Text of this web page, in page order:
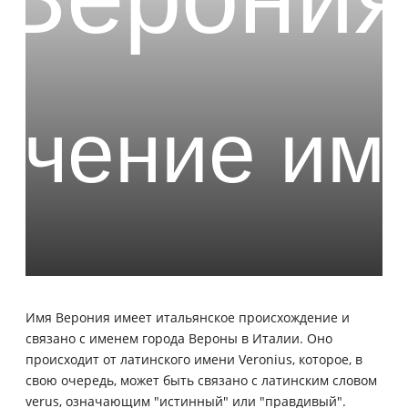
Имя Верония имеет итальянское происхождение и
связано с именем города Вероны в Италии. Оно
происходит от латинского имени Veronius, которое, в
свою очередь, может быть связано с латинским словом
verus, означающим "истинный" или "правдивый".